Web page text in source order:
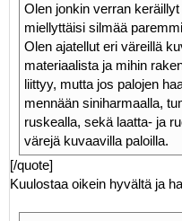
Olen jonkin verran
miellyttäisi silmää
Olen ajatellut eri väreillä
materiaalista ja mihin
liittyy, mutta jos palojen
mennään siniharmaalla,
ruskealla, sekä laatta- ja
värejä kuvaavilla paloilla.
[/quote]
Kuulostaa oikein hyvältä ja